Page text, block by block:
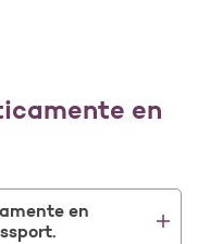
en
en